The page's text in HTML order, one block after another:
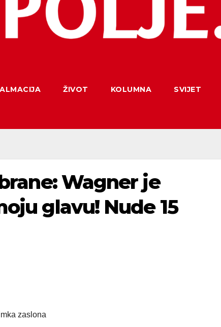
ŽIVOT KOLUMNA SVIJET
Wagner je
glavu! Nude 15
zaslona